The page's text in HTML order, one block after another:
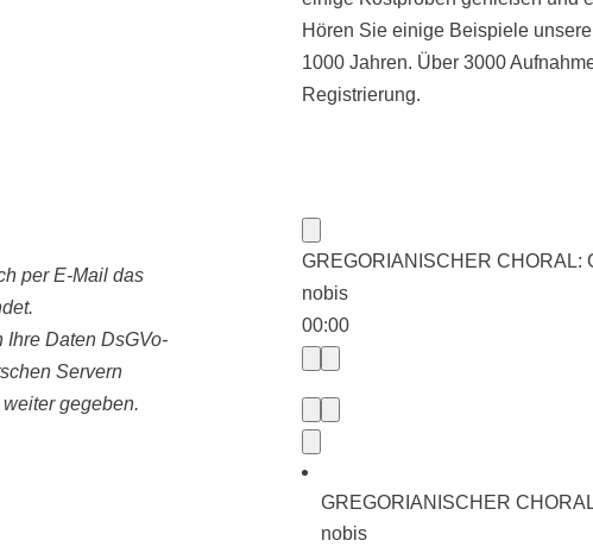
per E-Mail das
Daten DsGVo-
Servern
gegeben.
Hören Sie einige Beispiele
1000 Jahren. Über 3000
Registrierung.
GREGORIANISCHER CHORAL:
nobis
00:00
GREGORIANISCHER
nobis